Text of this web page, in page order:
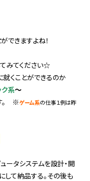
ができますよね！
みてください☆
くことができるのか
ク系～
。 ※ゲーム系の仕事１例は昨
ータシステムを設計・開
して納品する。その後も